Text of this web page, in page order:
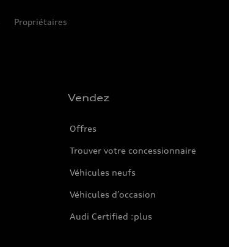
Propriétaires
Vendez
Offres
Trouver votre concessionnaire
Véhicules neufs
Véhicules d’occasion
Audi Certified :plus